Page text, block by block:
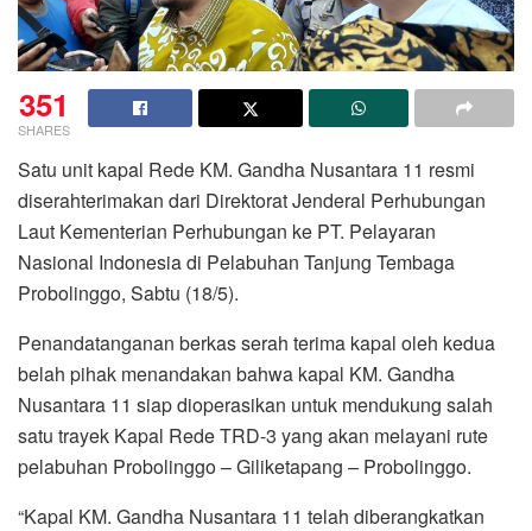
351
SHARES
Satu unit kapal Rede KM. Gandha Nusantara 11 resmi
diserahterimakan dari Direktorat Jenderal Perhubungan
Laut Kementerian Perhubungan ke PT. Pelayaran
Nasional Indonesia di Pelabuhan Tanjung Tembaga
Probolinggo, Sabtu (18/5).
Penandatanganan berkas serah terima kapal oleh kedua
belah pihak menandakan bahwa kapal KM. Gandha
Nusantara 11 siap dioperasikan untuk mendukung salah
satu trayek Kapal Rede TRD-3 yang akan melayani rute
pelabuhan Probolinggo – Giliketapang – Probolinggo.
“Kapal KM. Gandha Nusantara 11 telah diberangkatkan